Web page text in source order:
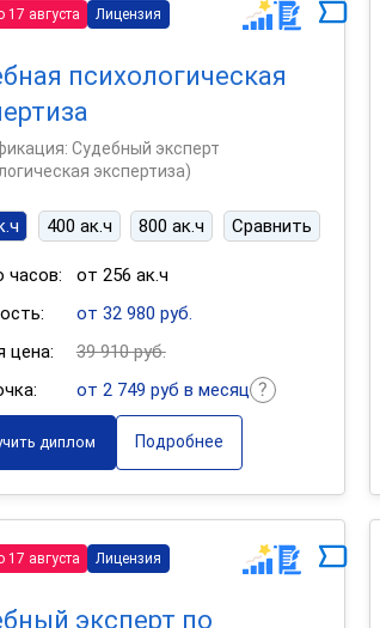
17 августа Лицензия
психологическая
Судебный эксперт
экспертиза)
400 ак.ч 800 ак.ч Сравнить
часов:
от 256 ак.ч
от 32 980 руб.
цена:
39 910 руб.
от 2 749 руб в месяц
диплом Подробнее
17 августа Лицензия
эксперт по